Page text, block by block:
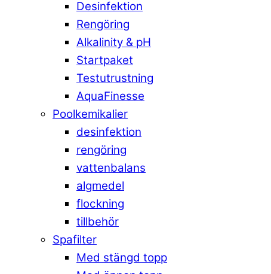
Desinfektion
Rengöring
Alkalinity & pH
Startpaket
Testutrustning
AquaFinesse
Poolkemikalier
desinfektion
rengöring
vattenbalans
algmedel
flockning
tillbehör
Spafilter
Med stängd topp